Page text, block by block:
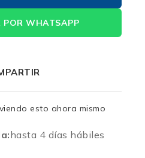
POR WHATSAPP
esto ahora mismo
hasta 4 días hábiles